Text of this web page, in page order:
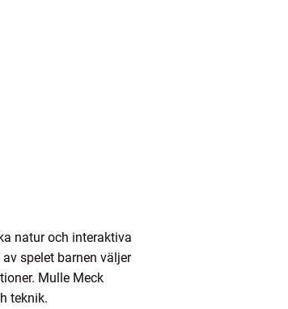
natur och interaktiva
spelet barnen väljer
Mulle Meck
teknik.